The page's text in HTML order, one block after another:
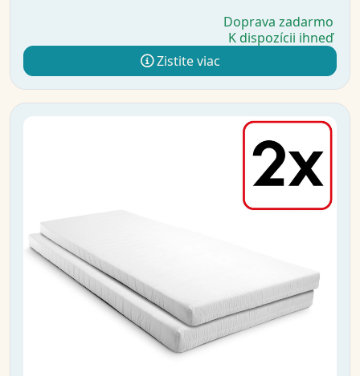
Doprava zadarmo
K dispozícii ihneď
Zistite viac